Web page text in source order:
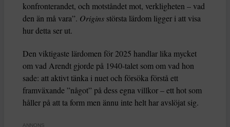
konfronterandet, och motståndet mot, verkligheten – vad
den än må vara”. Origins största lärdom ligger i att visa
hur detta ser ut.
Den viktigaste lärdomen för 2025 handlar lika mycket
om vad Arendt gjorde på 1940-talet som om vad hon
sade: att aktivt tänka i nuet och försöka förstå ett
framväxande ”något” på dess egna villkor – ett hot som
håller på att ta form men ännu inte helt har avslöjat sig.
ANNONS